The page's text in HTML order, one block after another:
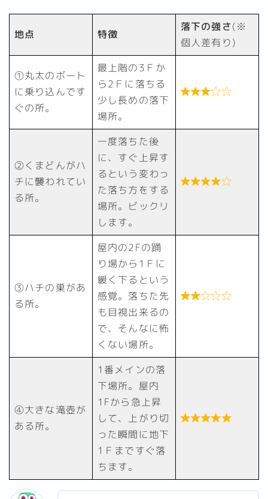
地点 特徴
落下の強さ(※
個人差有り)
①丸太のボート
に乗り込んです
ぐの所。
最上階の3Ｆか
ら2Ｆに落ちる
少し長めの落下
場所。

②くまどんがハ
チに襲われてい
る所。
一度落ちた後
に、すぐ上昇す
るという変わっ
た落ち方をする
場所。ビックリ
します。

③ハチの巣があ
る所。
屋内の2Fの踊
り場から1Ｆに
緩く下るという
感覚。落ちた先
も目視出来るの
で、そんなに怖
くない場所。

④大きな滝壺が
ある所。
1番メインの落
下場所。屋内
1Fから急上昇
して、上がり切
った瞬間に地下
1Ｆまですぐ落
ちます。
